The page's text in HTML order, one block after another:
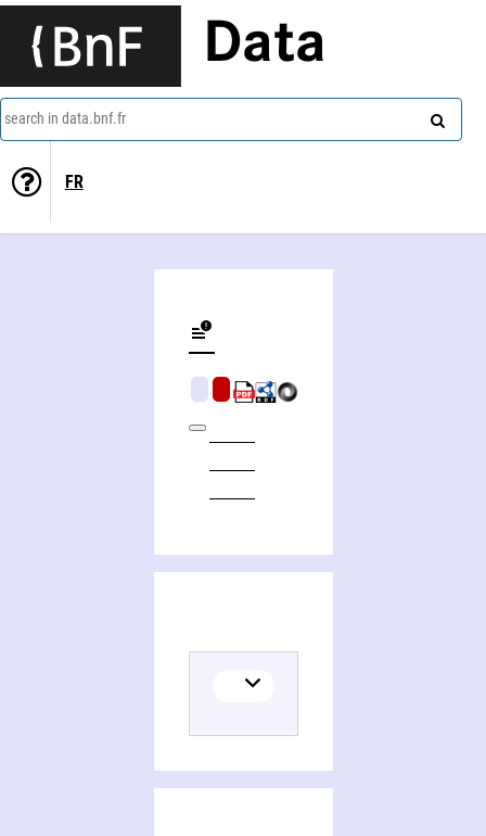
Data
search in data.bnf.fr
FR